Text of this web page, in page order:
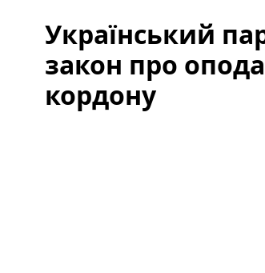
Український
закон про
кордону